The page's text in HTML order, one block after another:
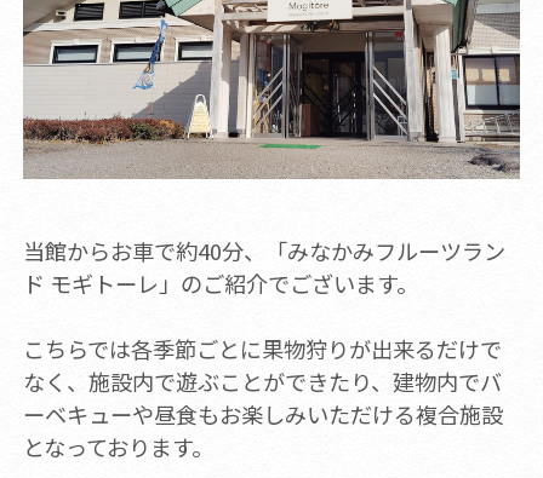
当館からお車で約40分、「みなかみフルーツラン
ド モギトーレ」のご紹介でございます。
こちらでは各季節ごとに果物狩りが出来るだけで
なく、施設内で遊ぶことができたり、建物内でバ
ーベキューや昼食もお楽しみいただける複合施設
となっております。